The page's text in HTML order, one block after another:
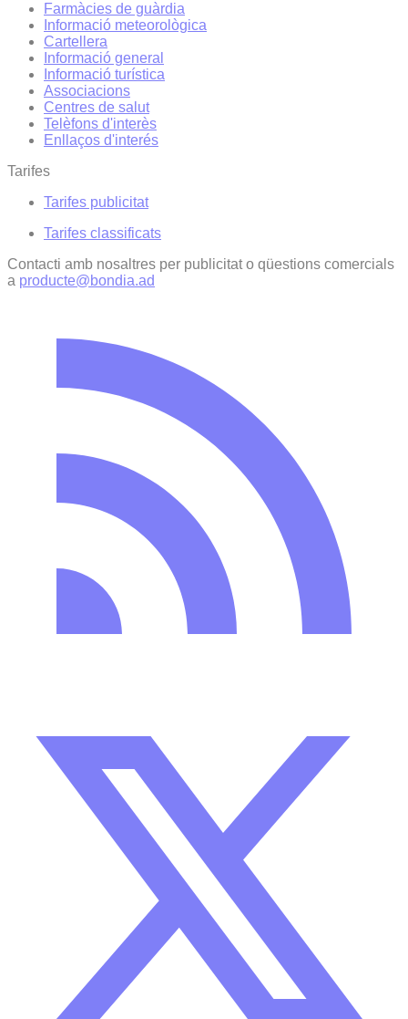
Farmàcies de guàrdia
Informació meteorològica
Cartellera
Informació general
Informació turística
Associacions
Centres de salut
Telèfons d'interès
Enllaços d'interés
Tarifes
Tarifes publicitat
Tarifes classificats
Contacti amb nosaltres per publicitat o qüestions comercials
a producte@bondia.ad